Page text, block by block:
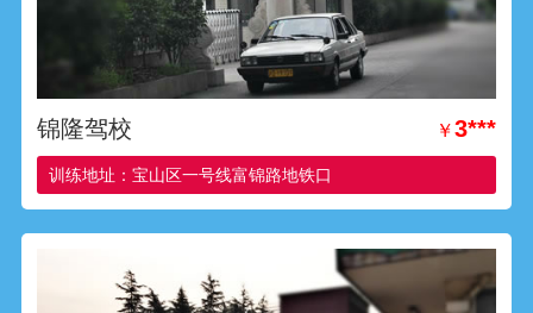
锦隆驾校 ￥3***
训练地址：宝山区一号线富锦路地铁口